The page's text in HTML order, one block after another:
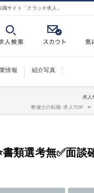
サイト「クラッチ求人」
情報 紹介写真
求人
整備士の転職･求人TOP
書類選考無✅面